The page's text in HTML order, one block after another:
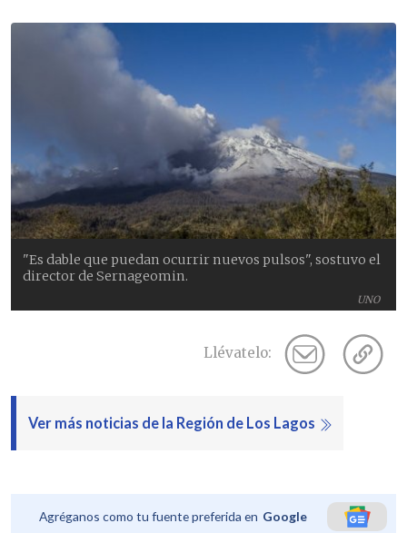
UNO
"Es dable que puedan ocurrir nuevos pulsos", sostuvo el
director de Sernageomin.
Llévatelo:
Ver más noticias de la Región de Los Lagos
Agréganos como tu fuente preferida en Google